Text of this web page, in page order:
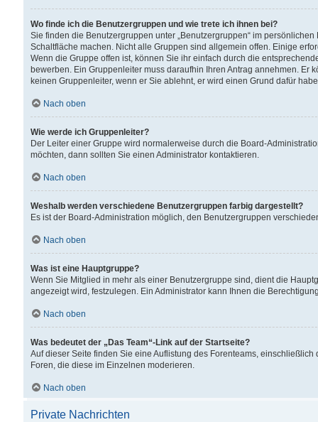
Wo finde ich die Benutzergruppen und wie trete ich ihnen bei?
Sie finden die Benutzergruppen unter „Benutzergruppen“ im
Schaltfläche machen. Nicht alle Gruppen sind allgemein offen. Einige
Wenn die Gruppe offen ist, können Sie ihr einfach durch die
bewerben. Ein Gruppenleiter muss daraufhin Ihren Antrag annehmen.
keinen Gruppenleiter, wenn er Sie ablehnt, er wird einen Grund dafür
Nach oben
Wie werde ich Gruppenleiter?
Der Leiter einer Gruppe wird normalerweise durch die Board-
möchten, dann sollten Sie einen Administrator kontaktieren.
Nach oben
Weshalb werden verschiedene Benutzergruppen farbig dargestellt?
Es ist der Board-Administration möglich, den Benutzergruppen
Nach oben
Was ist eine Hauptgruppe?
Wenn Sie Mitglied in mehr als einer Benutzergruppe sind, dient die
angezeigt wird, festzulegen. Ein Administrator kann Ihnen die
Nach oben
Was bedeutet der „Das Team“-Link auf der Startseite?
Auf dieser Seite finden Sie eine Auflistung des Forenteams,
Foren, die diese im Einzelnen moderieren.
Nach oben
Private Nachrichten